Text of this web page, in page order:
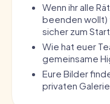
Wenn ihr alle
beenden wollt)
sicher zum
Wie hat euer
gemeinsame
Eure Bilder
privaten Galerie.